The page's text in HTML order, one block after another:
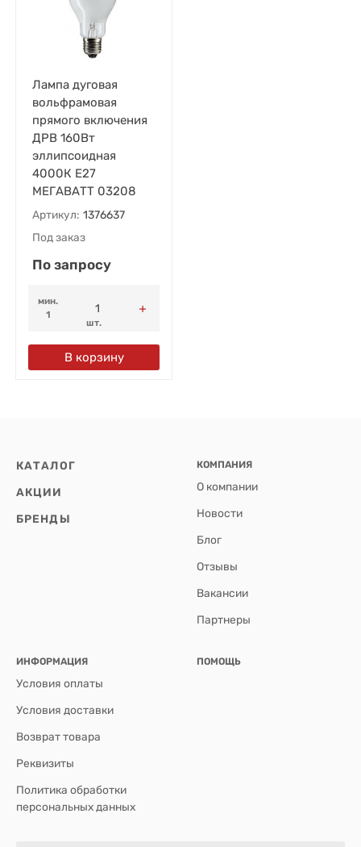
Лампа дуговая
вольфрамовая
прямого включения
ДРВ 160Вт
эллипсоидная
4000К E27
МЕГАВАТТ 03208
Артикул: 1376637
Под заказ
По запросу
мин.
1
шт.
В корзину
КАТАЛОГ
АКЦИИ
БРЕНДЫ
КОМПАНИЯ
О компании
Новости
Блог
Отзывы
Вакансии
Партнеры
ИНФОРМАЦИЯ
Условия оплаты
Условия доставки
Возврат товара
Реквизиты
Политика обработки
персональных данных
ПОМОЩЬ